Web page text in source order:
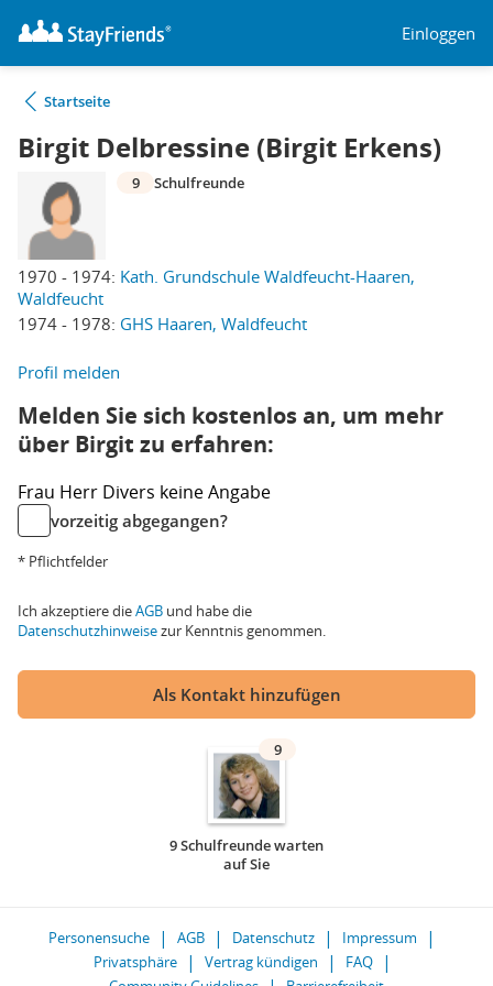
Einloggen
Startseite
Birgit Delbressine (Birgit Erkens)
1970 - 1974: Kath. Grundschule Waldfeucht-Haaren,
Waldfeucht
1974 - 1978: GHS Haaren, Waldfeucht
9 Schulfreunde
Profil melden
Melden Sie sich kostenlos an, um mehr
über Birgit zu erfahren:
Frau Herr Divers keine Angabe
vorzeitig abgegangen?
* Pflichtfelder
Ich akzeptiere dieAGB und habe die
Datenschutzhinweisezur Kenntnis genommen.
Als Kontakt hinzufügen
9
9 Schulfreunde warten
auf Sie
Personensuche AGB Datenschutz
Impressum
Privatsphäre
Vertrag kündigen
FAQ